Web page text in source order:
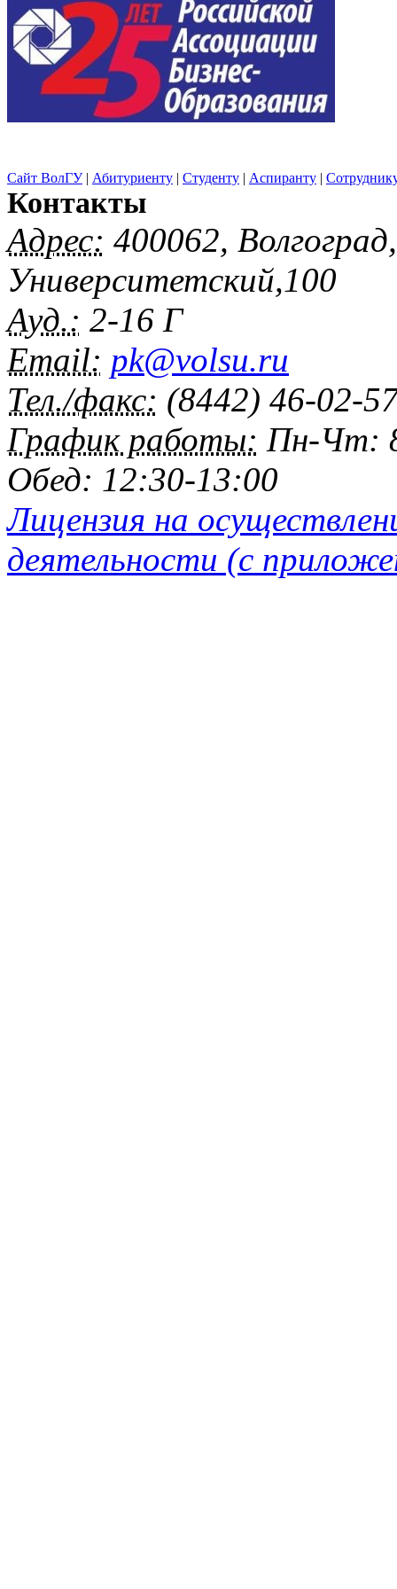
Сайт ВолГУ| Абитуриенту | Студенту | Аспиранту |
Контакты
Адрес: 400062,
Университетский,100
Ауд.: 2-16 Г
Email: pk@volsu.ru
Тел./факс: (8442) 46-02-
График работы: Пн-Чт:
Обед: 12:30-13:00
Лицензия на
деятельности (с